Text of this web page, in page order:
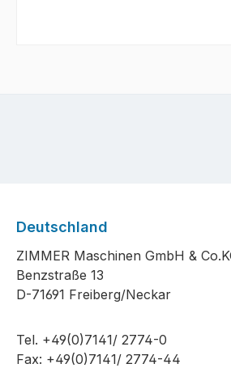
Deutschland
ZIMMER Maschinen GmbH &
Benzstraße 13
D-71691 Freiberg/Neckar
Tel. +49(0)7141/ 2774-0
Fax: +49(0)7141/ 2774-44